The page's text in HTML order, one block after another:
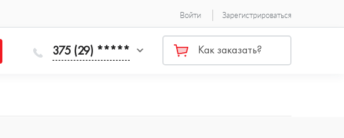
Войти Зарегистрироваться
375 (29) ***** Как заказать?